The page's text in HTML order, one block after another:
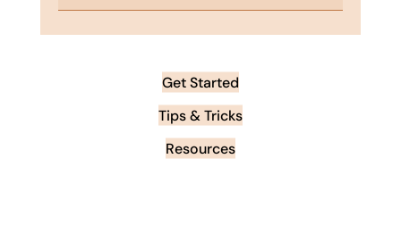
Get Started
Tips & Tricks
Resources